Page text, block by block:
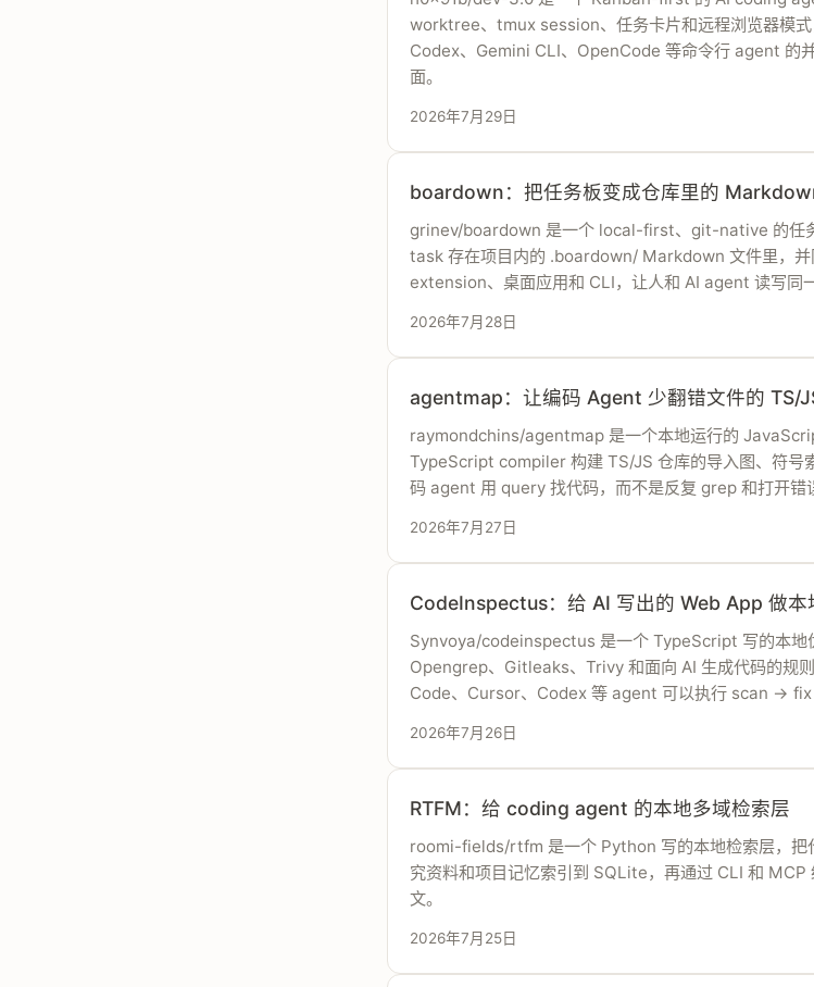
worktree、tmux session、任务卡片和远程浏览器模式
Codex、Gemini CLI、OpenCode 等命令行 agent 的
面。
2026年7月29日
boardown：把任务板变成仓库里的
grinev/boardown 是一个 local-first、git-native 的任
task 存在项目内的 .boardown/ Markdown 文件里，并
extension、桌面应用和 CLI，让人和 AI agent 读写同
2026年7月28日
agentmap：让编码 Agent 少翻错文件的 TS/
raymondchins/agentmap 是一个本地运行的
TypeScript compiler 构建 TS/JS 仓库的导入图、符号
码 agent 用 query 找代码，而不是反复 grep 和打开错
2026年7月27日
CodeInspectus：给 AI 写出的 Web App 做本
Synvoya/codeinspectus 是一个 TypeScript 写的本地
Opengrep、Gitleaks、Trivy 和面向 AI 生成代码的规
Code、Cursor、Codex 等 agent 可以执行 scan -> fix
2026年7月26日
RTFM：给 coding agent 的本地多域检索层
roomi-fields/rtfm 是一个 Python 写的本地检索层，把
究资料和项目记忆索引到 SQLite，再通过 CLI 和
文。
2026年7月25日